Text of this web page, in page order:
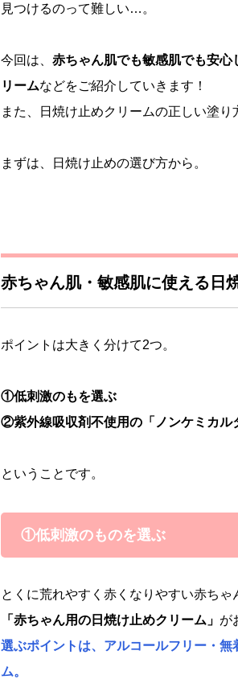
見つけるのって難しい…。
今回は、 赤ちゃん肌でも敏感肌でも安
リームなどをご紹介していきます！
また、日焼け止めクリームの正しい塗り
まずは、日焼け止めの選び方から。
赤ちゃん肌・敏感肌に使える日
ポイントは大きく分けて2つ。
①低刺激のもを選ぶ
②紫外線吸収剤不使用の「ノンケミカル
ということです。
①低刺激のものを選ぶ
とくに荒れやすく赤くなりやすい赤ち
「赤ちゃん用の日焼け止めクリーム」 が
選ぶポイントは、アルコールフリー・
ム。